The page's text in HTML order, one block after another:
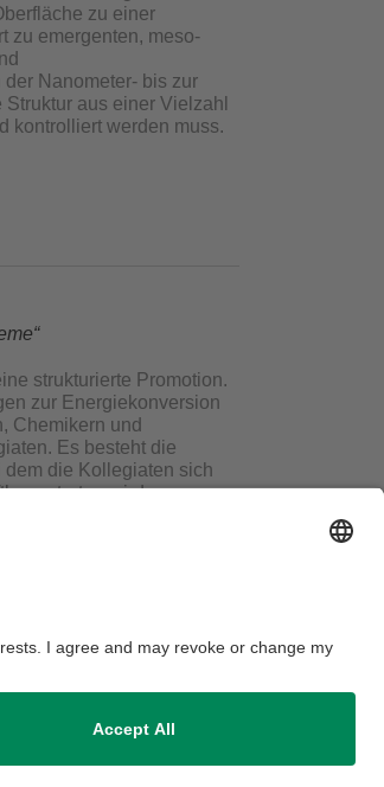
zu einer
zu emergenten, meso-
Nanometer- bis zur
aus einer Vielzahl
kontrolliert werden muss.
strukturierte Promotion.
zur Energiekonversion
Chemikern und
Es besteht die
die Kollegiaten sich
vertreten wird,